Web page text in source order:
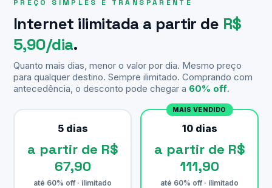
PREÇO SIMPLES E TRANSPARENTE
Internet ilimitada a partir de R$
5,90/dia.
Quanto mais dias, menor o valor por dia. Mesmo preço
para qualquer destino. Sempre ilimitado. Comprando com
antecedência, o desconto pode chegar a 60% off.
5 dias
a partir de R$
67,90
até 60% off · ilimitado
MAIS VENDIDO
10 dias
a partir de R$
111,90
até 60% off · ilimitado